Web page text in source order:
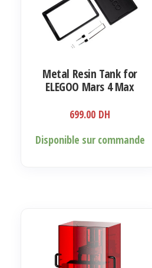
Metal Resin Tank for
ELEGOO Mars 4 Max
699.00 DH
Disponible sur commande